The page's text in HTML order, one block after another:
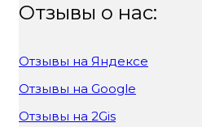
Отзывы о нас:
Отзывы на Яндексе
Отзывы на Google
Отзывы на 2Gis